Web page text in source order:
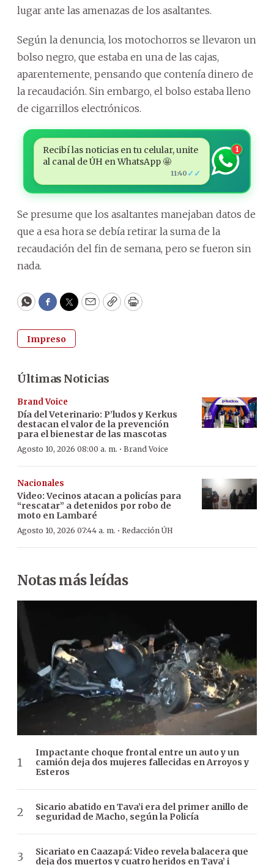
lugar ante las amenazas de los asaltantes.
Según la denuncia, los motochorros se llevaron un
bolso negro, que estaba en una de las cajas,
aparentemente, pensando que contenía dinero de
la recaudación. Sin embargo, el bolso estaba lleno
de cigarrillos electrónicos.
Recibí las noticias en tu celular, unite
al canal de ÚH en WhatsApp 🤩
11:40 ✓✓
1
Se presume que los asaltantes manejaban datos de
que a esa hora se debía retirar la suma de la
recaudación del fin de semana, pero se fueron sin
nada.
WhatsApp
Facebook
Twitter
EmailCopyPrint
Impreso
Últimas Noticias
Brand Voice
Día del Veterinario: P’ludos y Kerkus
destacan el valor de la prevención
para el bienestar de las mascotas
Agosto 10, 2026 08:00 a. m. · Brand Voice
Nacionales
Video: Vecinos atacan a policías para
“rescatar” a detenidos por robo de
moto en Lambaré
Agosto 10, 2026 07:44 a. m. · Redacción ÚH
Notas más leídas
Impactante choque frontal entre un auto y un
camión deja dos mujeres fallecidas en Arroyos y
Esteros
Sicario abatido en Tava’i era del primer anillo de
seguridad de Macho, según la Policía
Sicariato en Caazapá: Video revela balacera que
deja dos muertos y cuatro heridos en Tava’ i